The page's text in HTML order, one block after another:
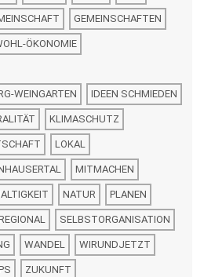
GEMEINSCHAFTEN
ÖKONOMIE
WEINGARTEN IDEEN SCHMIEDEN
KLIMASCHUTZ
LOKAL
MITMACHEN
NATUR PLANEN
SELBSTORGANISATION
WANDEL WIRUNDJETZT
ZUKUNFT